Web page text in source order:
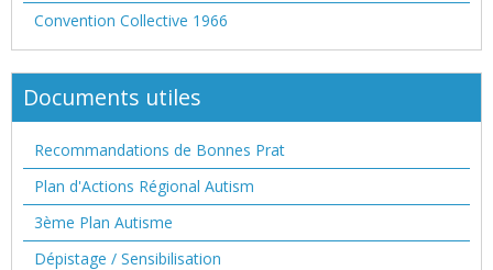
Convention Collective 1966
Documents utiles
Recommandations de Bonnes Prat
Plan d'Actions Régional Autism
3ème Plan Autisme
Dépistage / Sensibilisation